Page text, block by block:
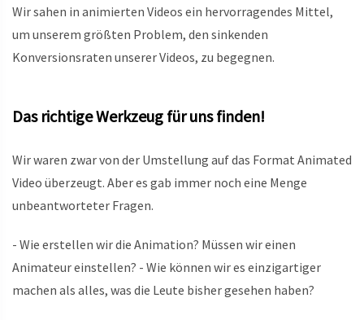
Wir sahen in animierten Videos ein hervorragendes Mittel,
um unserem größten Problem, den sinkenden
Konversionsraten unserer Videos, zu begegnen.
Das richtige Werkzeug für uns finden!
Wir waren zwar von der Umstellung auf das Format Animated
Video überzeugt. Aber es gab immer noch eine Menge
unbeantworteter Fragen.
- Wie erstellen wir die Animation? Müssen wir einen
Animateur einstellen? - Wie können wir es einzigartiger
machen als alles, was die Leute bisher gesehen haben?